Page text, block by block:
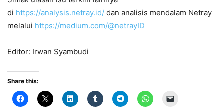
di https://analysis.netray.id/ dan analisis mendalam Netray
melalui https://medium.com/@netrayID
Editor: Irwan Syambudi
Share this: